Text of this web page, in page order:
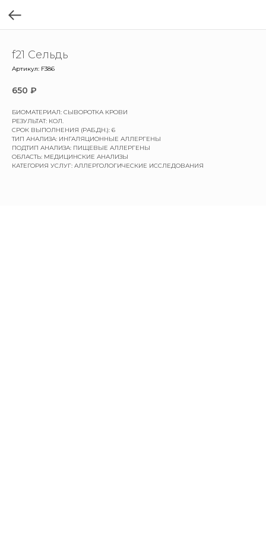
f21 Сельдь
Артикул: F386
650 ₽
БИОМАТЕРИАЛ: СЫВОРОТКА КРОВИ
РЕЗУЛЬТАТ: КОЛ.
СРОК ВЫПОЛНЕНИЯ (РАБ.ДН.): 6
ТИП АНАЛИЗА: ИНГАЛЯЦИОННЫЕ АЛЛЕРГЕНЫ
ПОДТИП АНАЛИЗА: ПИЩЕВЫЕ АЛЛЕРГЕНЫ
ОБЛАСТЬ: МЕДИЦИНСКИЕ АНАЛИЗЫ
КАТЕГОРИЯ УСЛУГ: АЛЛЕРГОЛОГИЧЕСКИЕ ИССЛЕДОВАНИЯ